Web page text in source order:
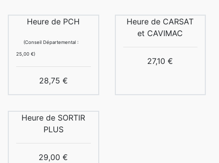
Heure de PCH
(Conseil Départemental :
25,00 €)
28,75 €
Heure de CARSAT
et CAVIMAC
27,10 €
Heure de SORTIR
PLUS
29,00 €